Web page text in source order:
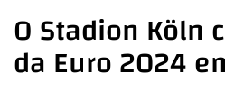
O Stadion Köln
da Euro 2024